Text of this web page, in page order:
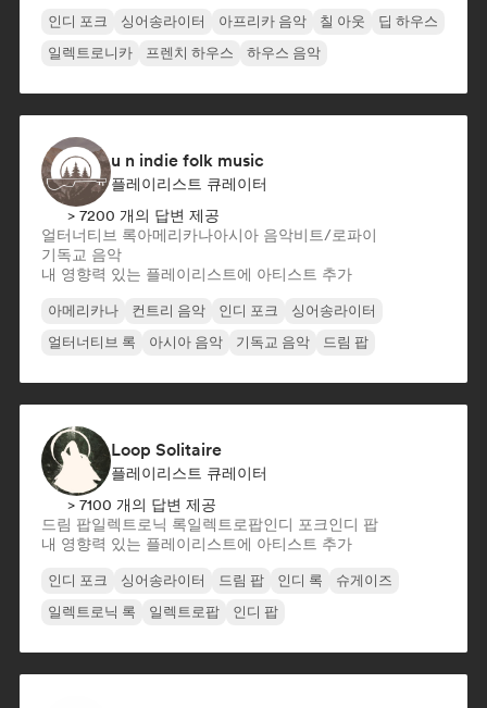
인디 포크 싱어송라이터 아프리카 음악 칠 아웃
딥 하우스
일렉트로니카
프렌치 하우스 하우스 음악
u n indie folk music
플레이리스트 큐레이터
> 7200 개의 답변 제공
얼터너티브 록아메리카나아시아 음악비트/로파이
기독교 음악
내 영향력 있는 플레이리스트에 아티스트 추가
아메리카나 컨트리 음악 인디 포크
싱어송라이터
얼터너티브 록
아시아 음악 기독교 음악 드림 팝
Loop Solitaire
플레이리스트 큐레이터
> 7100 개의 답변 제공
드림 팝일렉트로닉 록일렉트로팝인디 포크인디 팝
내 영향력 있는 플레이리스트에 아티스트 추가
인디 포크 싱어송라이터 드림 팝 인디 록
슈게이즈
일렉트로닉 록
일렉트로팝 인디 팝